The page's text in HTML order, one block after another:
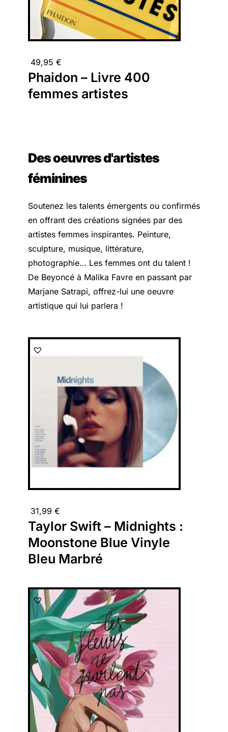
49,95 €
Phaidon – Livre 400
femmes artistes
Des oeuvres d'artistes
féminines
Soutenez les talents émergents ou confirmés
en offrant des créations signées par des
artistes femmes inspirantes. Peinture,
sculpture, musique, littérature,
photographie… Les femmes ont du talent !
De Beyoncé à Malika Favre en passant par
Marjane Satrapi, offrez-lui une oeuvre
artistique qui lui parlera !
31,99 €
Taylor Swift – Midnights :
Moonstone Blue Vinyle
Bleu Marbré